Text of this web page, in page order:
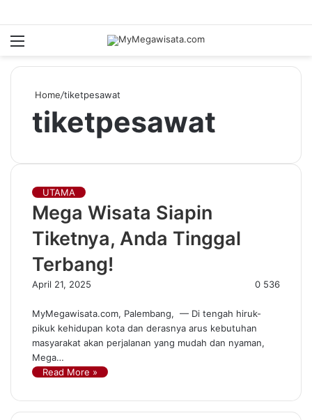
Menu
Home/tiketpesawat
tiketpesawat
UTAMA
Mega Wisata Siapin
Tiketnya, Anda Tinggal
Terbang!
April 21, 2025 0 536
MyMegawisata.com, Palembang, — Di tengah hiruk-
pikuk kehidupan kota dan derasnya arus kebutuhan
masyarakat akan perjalanan yang mudah dan nyaman,
Mega…
Read More »